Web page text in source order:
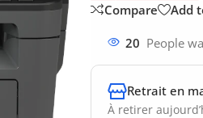
Compare
Add
20 People
Retrait en
À retirer